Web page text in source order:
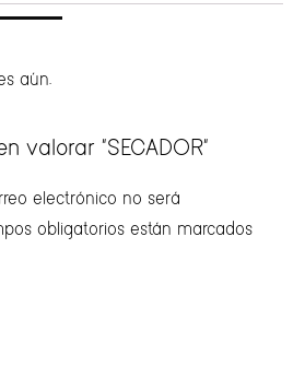
aún.
valorar “SECADOR”
electrónico no será
obligatorios están marcados